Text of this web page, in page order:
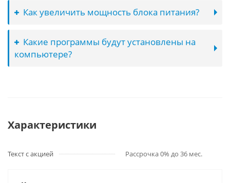
Как увеличить мощность блока питания?
Какие программы будут установлены на
компьютере?
Характеристики
Текст с акцией Рассрочка 0% до 36 мес.